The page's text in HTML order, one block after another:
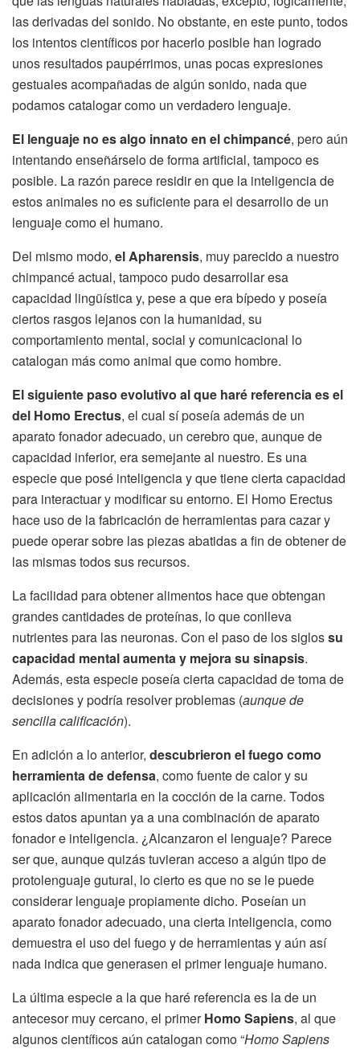
las derivadas del sonido. No obstante, en este punto, todos
los intentos científicos por hacerlo posible han logrado
unos resultados paupérrimos, unas pocas expresiones
gestuales acompañadas de algún sonido, nada que
podamos catalogar como un verdadero lenguaje.
El lenguaje no es algo innato en el chimpancé, pero aún
intentando enseñárselo de forma artificial, tampoco es
posible. La razón parece residir en que la inteligencia de
estos animales no es suficiente para el desarrollo de un
lenguaje como el humano.
Del mismo modo, el Apharensis, muy parecido a nuestro
chimpancé actual, tampoco pudo desarrollar esa
capacidad lingüística y, pese a que era bípedo y poseía
ciertos rasgos lejanos con la humanidad, su
comportamiento mental, social y comunicacional lo
catalogan más como animal que como hombre.
El siguiente paso evolutivo al que haré referencia es el
del Homo Erectus, el cual sí poseía además de un
aparato fonador adecuado, un cerebro que, aunque de
capacidad inferior, era semejante al nuestro. Es una
especie que posé inteligencia y que tiene cierta capacidad
para interactuar y modificar su entorno. El Homo Erectus
hace uso de la fabricación de herramientas para cazar y
puede operar sobre las piezas abatidas a fin de obtener de
las mismas todos sus recursos.
La facilidad para obtener alimentos hace que obtengan
grandes cantidades de proteínas, lo que conlleva
nutrientes para las neuronas. Con el paso de los siglossu
capacidad mental aumenta y mejora su sinapsis.
Además, esta especie poseía cierta capacidad de toma de
decisiones y podría resolver problemas (aunque de
sencilla calificación).
En adición a lo anterior, descubrieron el fuego como
herramienta de defensa, como fuente de calor y su
aplicación alimentaria en la cocción de la carne. Todos
estos datos apuntan ya a una combinación de aparato
fonador e inteligencia. ¿Alcanzaron el lenguaje? Parece
ser que, aunque quizás tuvieran acceso a algún tipo de
protolenguaje gutural, lo cierto es que no se le puede
considerar lenguaje propiamente dicho. Poseían un
aparato fonador adecuado, una cierta inteligencia, como
demuestra el uso del fuego y de herramientas y aún así
nada indica que generasen el primer lenguaje humano.
La última especie a la que haré referencia es la de un
antecesor muy cercano, el primerHomo Sapiens, al que
algunos científicos aún catalogan como “Homo Sapiens